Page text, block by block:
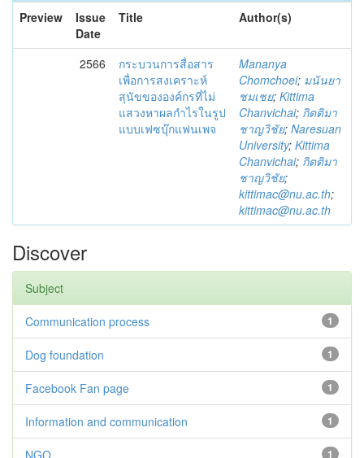
Preview
Issue
Date
Title Author(s)
2566
กระบวนการสื่อสาร
เพื่อการสงเคราะห์
สุนัขขององค์กรที่ไม่
แสวงหาผลกำไรในรูป
แบบเฟซบุ๊กแฟนเพจ
Mananya
Chomchoei; มนันยา
ชมเชย; Kittima
Chanvichai; กิตติมา
ชาญวิชัย; Naresuan
University; Kittima
Chanvichai; กิตติมา
ชาญวิชัย;
kittimac@nu.ac.th;
kittimac@nu.ac.th
Discover
Subject
1
Communication process
1
Dog foundation
1
Facebook Fan page
1
Information and communication
1
NGO